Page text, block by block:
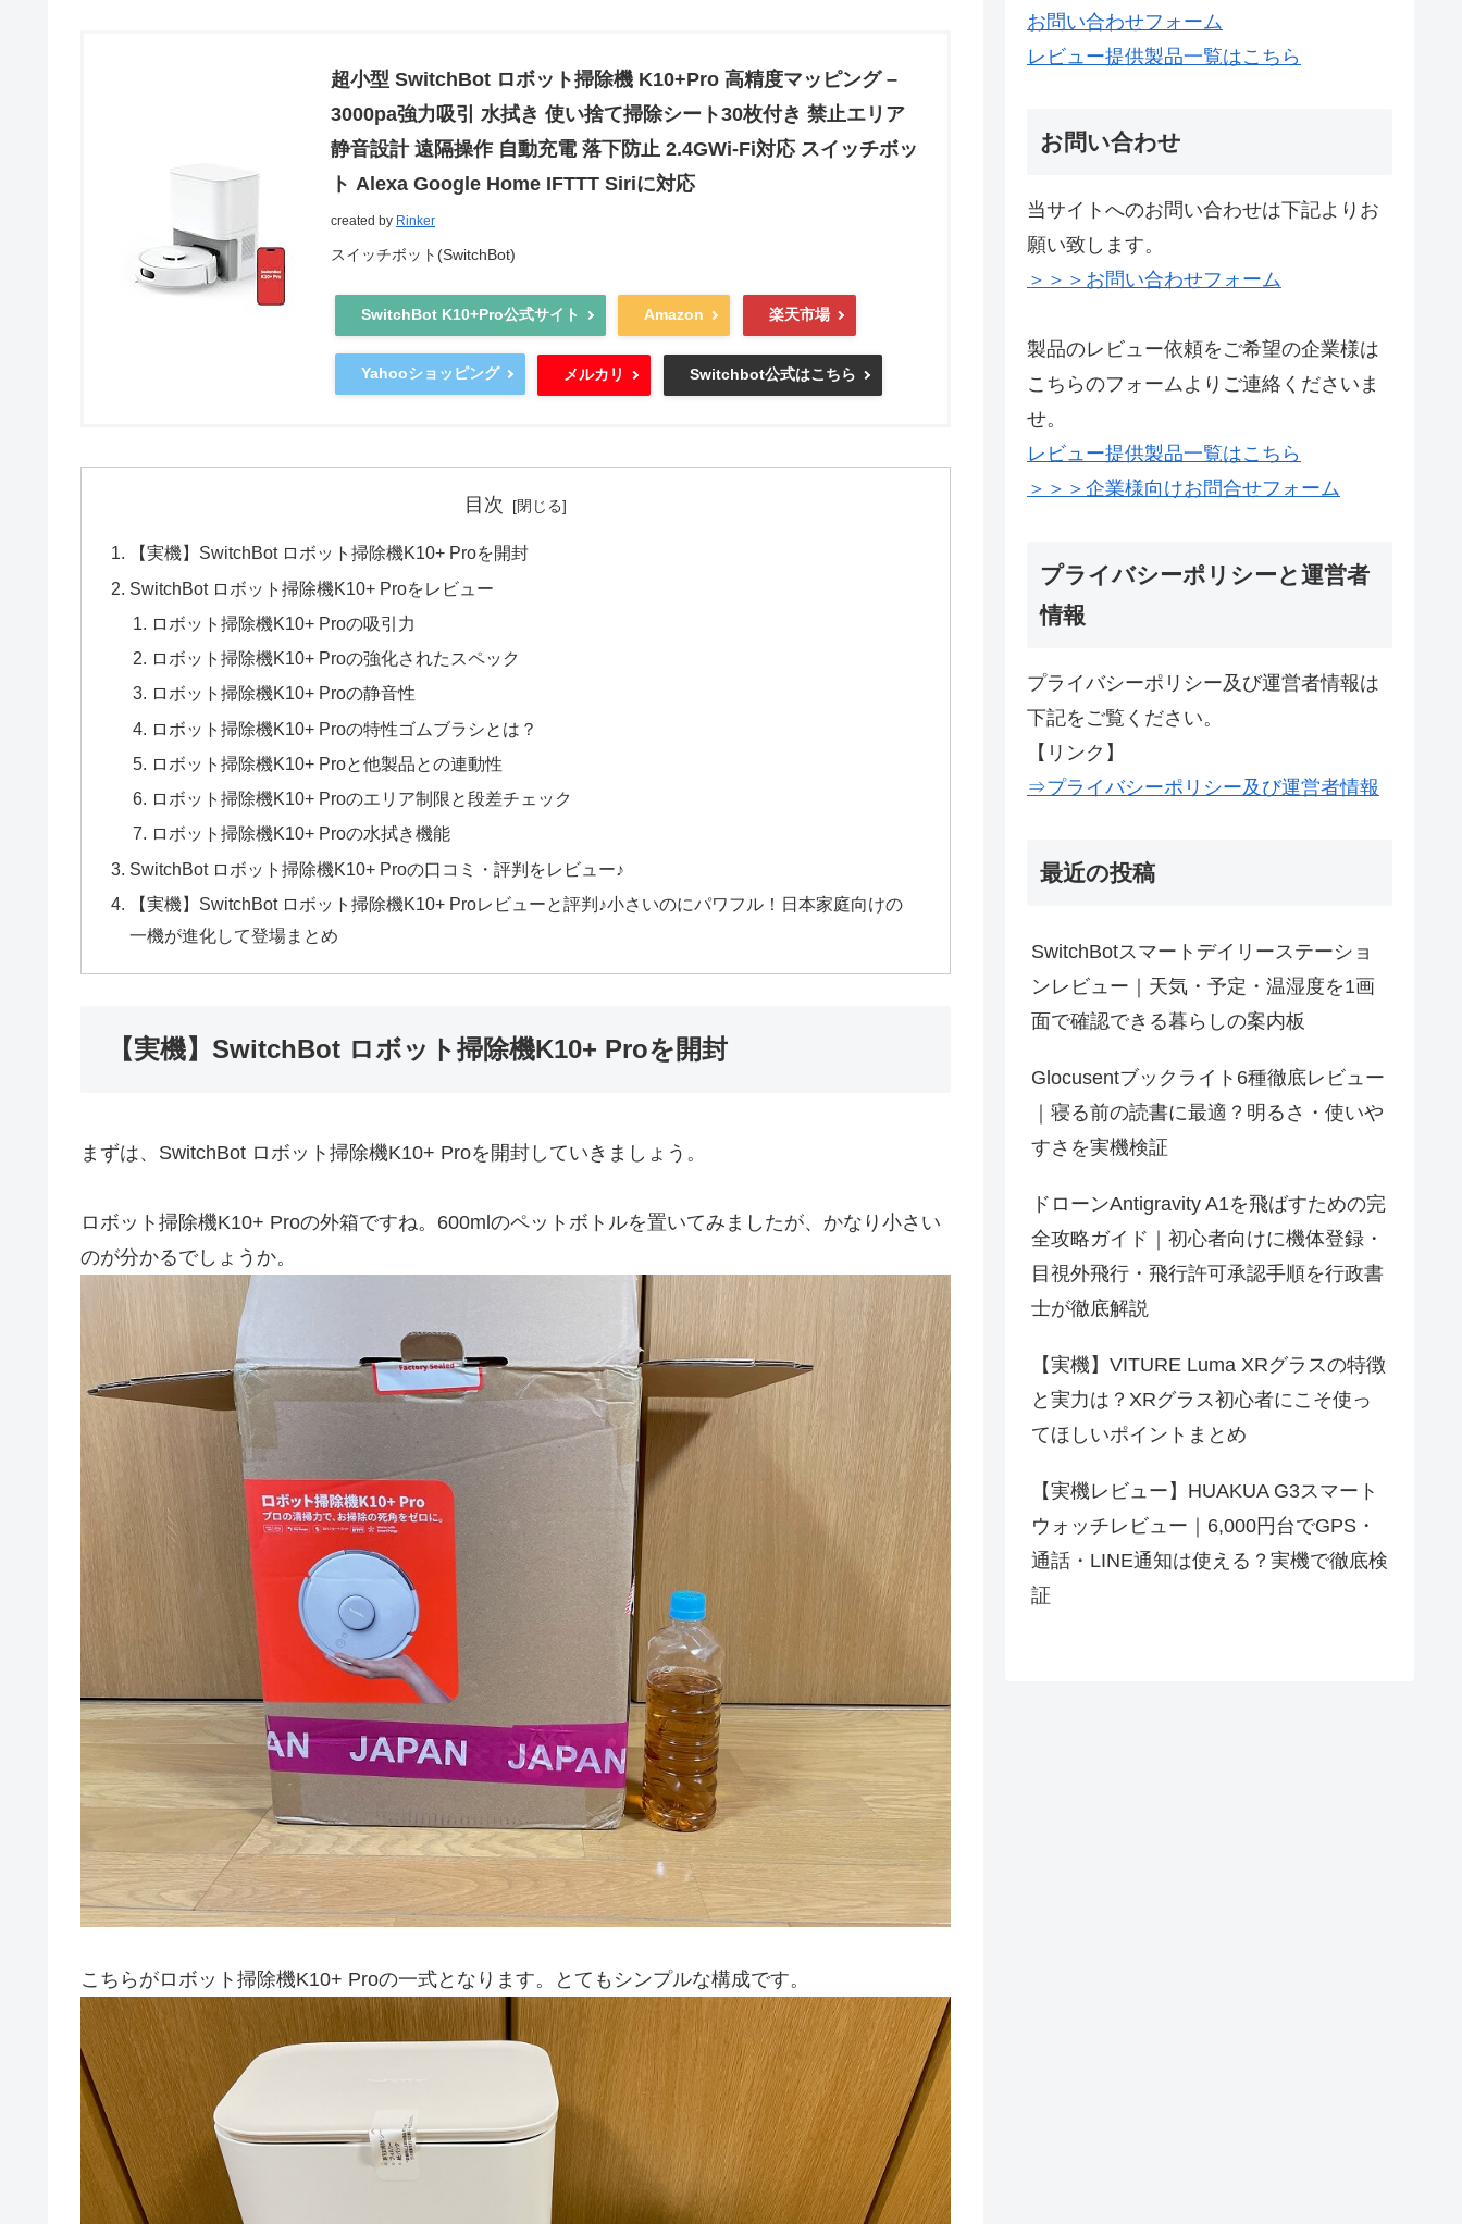
超小型 SwitchBot ロボット掃除機 K10+Pro 高精度マッピング –
3000pa強力吸引 水拭き 使い捨て掃除シート30枚付き 禁止エリア
静音設計 遠隔操作 自動充電 落下防止 2.4GWi-Fi対応 スイッチボッ
ト Alexa Google Home IFTTT Siriに対応
created by Rinker
スイッチボット(SwitchBot)
SwitchBot K10+Pro公式サイト Amazon 楽天市場
Yahooショッピング メルカリ Switchbot公式はこちら
目次
【実機】SwitchBot ロボット掃除機K10+ Proを開封
SwitchBot ロボット掃除機K10+ Proをレビュー
ロボット掃除機K10+ Proの吸引力
ロボット掃除機K10+ Proの強化されたスペック
ロボット掃除機K10+ Proの静音性
ロボット掃除機K10+ Proの特性ゴムブラシとは？
ロボット掃除機K10+ Proと他製品との連動性
ロボット掃除機K10+ Proのエリア制限と段差チェック
ロボット掃除機K10+ Proの水拭き機能
SwitchBot ロボット掃除機K10+ Proの口コミ・評判をレビュー♪
【実機】SwitchBot ロボット掃除機K10+ Proレビューと評判♪小さいのにパワフル！日本家庭向けの
一機が進化して登場まとめ
【実機】SwitchBot ロボット掃除機K10+ Proを開封
まずは、SwitchBot ロボット掃除機K10+ Proを開封していきましょう。
ロボット掃除機K10+ Proの外箱ですね。600mlのペットボトルを置いてみましたが、かなり小さい
のが分かるでしょうか。
こちらがロボット掃除機K10+ Proの一式となります。とてもシンプルな構成です。
お問い合わせフォーム
レビュー提供製品一覧はこちら
お問い合わせ
当サイトへのお問い合わせは下記よりお
願い致します。
＞＞＞お問い合わせフォーム
製品のレビュー依頼をご希望の企業様は
こちらのフォームよりご連絡くださいま
せ。
レビュー提供製品一覧はこちら
＞＞＞企業様向けお問合せフォーム
プライバシーポリシーと運営者
情報
プライバシーポリシー及び運営者情報は
下記をご覧ください。
【リンク】
⇒プライバシーポリシー及び運営者情報
最近の投稿
SwitchBotスマートデイリーステーショ
ンレビュー｜天気・予定・温湿度を1画
面で確認できる暮らしの案内板
Glocusentブックライト6種徹底レビュー
｜寝る前の読書に最適？明るさ・使いや
すさを実機検証
ドローンAntigravity A1を飛ばすための完
全攻略ガイド｜初心者向けに機体登録・
目視外飛行・飛行許可承認手順を行政書
士が徹底解説
【実機】VITURE Luma XRグラスの特徴
と実力は？XRグラス初心者にこそ使っ
てほしいポイントまとめ
【実機レビュー】HUAKUA G3スマート
ウォッチレビュー｜6,000円台でGPS・
通話・LINE通知は使える？実機で徹底検
証